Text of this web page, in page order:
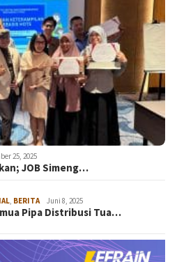
25, 2025
JOB Simeng…
BERITA Juni 8, 2025
Pipa Distribusi Tua…